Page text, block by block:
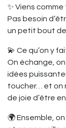
✨ Viens
Pas besoin
un petit bout de
💫 Ce qu’on y
On échange,
idées
toucher… et on
de joie d’être
🌍 Ensemble,